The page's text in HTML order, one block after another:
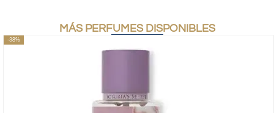
MÁS PERFUMES DISPONIBLES
-38%